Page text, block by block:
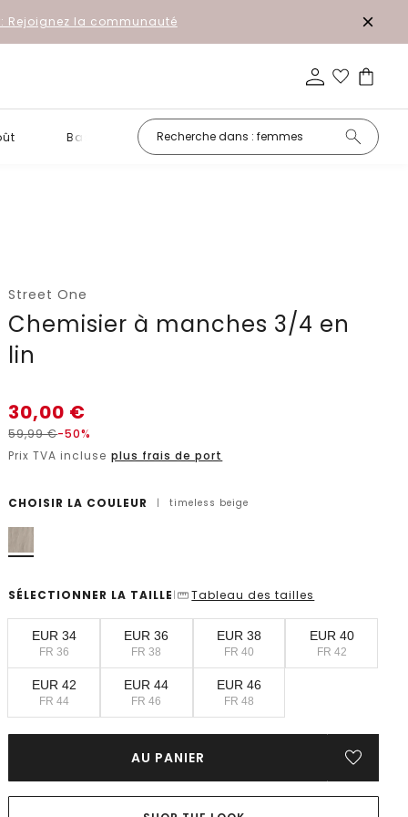
Rejoignez la communauté
Basiques Petits prix
Street One
Chemisier à manches 3/4 en
lin
30,00 €
59,99€-50%
Prix TVA incluse plus frais de port
CHOISIR LA COULEUR | timeless beige
SÉLECTIONNER LA TAILLE | Tableau des tailles
EUR 34
FR 36
EUR 36
FR 38
EUR 38
FR 40
EUR 40
FR 42
EUR 42
FR 44
EUR 44
FR 46
EUR 46
FR 48
AU PANIER